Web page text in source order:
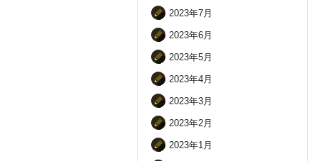
2023年7月
2023年6月
2023年5月
2023年4月
2023年3月
2023年2月
2023年1月